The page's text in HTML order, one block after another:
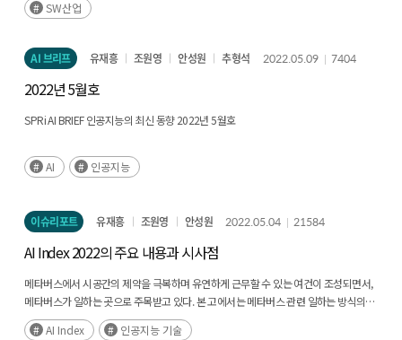
정부차원에서는 연구 결과를 기반으로 SW유망기술 개발과 확산을 촉진하는 정책
우위를 선점하는 데 기여할 수 있을 것이다. 마지막으로 본 연구의 결과는 대학 및 연구
기관에게 유망 기술에 기반한 교육 및 훈련 프로그램을 개발과 SW분야의 연구개발
활동의 방향성을 수립하는 데 활용할 수 있는 기반자료가 될 것이다.
SW산업
AI 브리프 유재흥 조원영 안성원 추형석 2022.05.09 7404
2022년 5월호
SPRi AI BRIEF 인공지능의 최신 동향 2022년 5월호
AI 인공지능
이슈리포트 유재흥 조원영 안성원 2022.05.04 21584
AI Index 2022의 주요 내용과 시사점
메타버스에서 시공간의 제약을 극복하며 유연하게 근무할 수 있는 여건이 조성되면서,
메타버스가 일하는 곳으로 주목받고 있다. 본 고에서는 메타버스 관련 일하는 방식의
변화 양상을 살펴보고 시사점을 제시하였다. (후략)
AI Index 인공지능 기술